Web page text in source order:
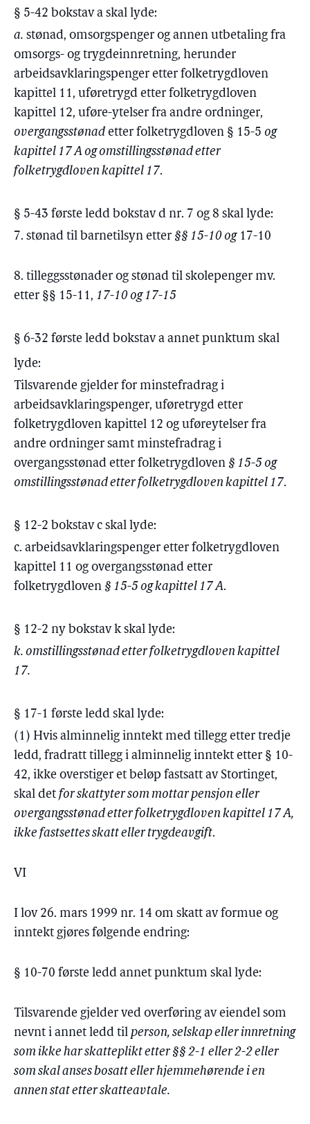
§ 5-42 bokstav a skal lyde:
a. stønad, omsorgspenger og annen utbetaling fra
omsorgs- og trygdeinnretning, herunder
arbeidsavklaringspenger etter folketrygdloven
kapittel 11, uføretrygd etter folketrygdloven
kapittel 12, uføre-ytelser fra andre ordninger,
overgangsstønad etter folketrygdloven § 15-5 og
kapittel 17 A og omstillingsstønad etter
folketrygdloven kapittel 17.
§ 5-43 første ledd bokstav d nr. 7 og 8 skal lyde:
7. stønad til barnetilsyn etter §§ 15-10 og17-10
8. tilleggsstønader og stønad til skolepenger mv.
etter §§ 15-11, 17-10 og 17-15
§ 6-32 første ledd bokstav a annet punktum skal
lyde:
Tilsvarende gjelder for minstefradrag i
arbeidsavklaringspenger, uføretrygd etter
folketrygdloven kapittel 12 og uføreytelser fra
andre ordninger samt minstefradrag i
overgangsstønad etter folketrygdloven § 15-5 og
omstillingsstønad etter folketrygdloven kapittel 17.
§ 12-2 bokstav c skal lyde:
c. arbeidsavklaringspenger etter folketrygdloven
kapittel 11 og overgangsstønad etter
folketrygdloven § 15-5 og kapittel 17 A.
§ 12-2 ny bokstav k skal lyde:
k. omstillingsstønad etter folketrygdloven kapittel
17.
§ 17-1 første ledd skal lyde:
(1) Hvis alminnelig inntekt med tillegg etter tredje
ledd, fradratt tillegg i alminnelig inntekt etter § 10-
42, ikke overstiger et beløp fastsatt av Stortinget,
skal det for skattyter som mottar pensjon eller
overgangsstønad etter folketrygdloven kapittel 17 A,
ikke fastsettes skatt eller trygdeavgift.
VI
I lov 26. mars 1999 nr. 14 om skatt av formue og
inntekt gjøres følgende endring:
§ 10-70 første ledd annet punktum skal lyde:
Tilsvarende gjelder ved overføring av eiendel som
nevnt i annet ledd til person, selskap eller innretning
som ikke har skatteplikt etter §§ 2-1 eller 2-2 eller
som skal anses bosatt eller hjemmehørende i en
annen stat etter skatteavtale.